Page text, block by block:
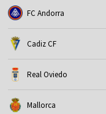
FC Andorra
Cadiz CF
Real Oviedo
Mallorca